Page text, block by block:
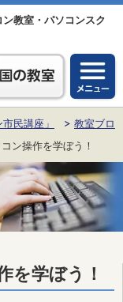
教室・パソコンスク
民講座」
教室ブロ
ン操作を学ぼう！
を学ぼう！